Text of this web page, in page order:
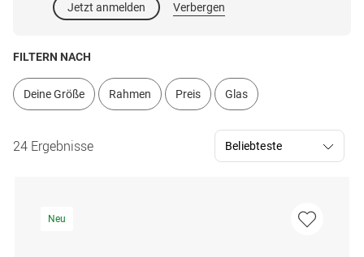
Jetzt anmelden Verbergen
FILTERN NACH
Deine Größe Rahmen Preis Glas
24 Ergebnisse
Neu